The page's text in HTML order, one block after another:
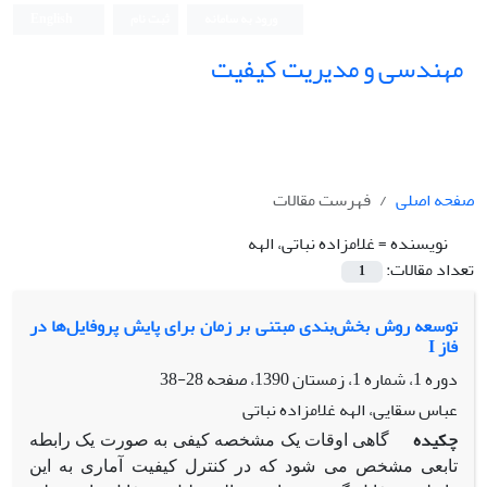
مهندسی و مدیریت کیفیت
صفحه اصلی
فهرست مقالات
نویسنده =غلامزاده نباتی، الهه
تعداد مقالات:
1
توسعه روش بخش‌بندی مبتنی بر زمان برای پایش پروفایل‌ها در
فاز I
دوره 1، شماره 1، زمستان 1390، صفحه
28-38
عباس سقایی، الهه غلامزاده نباتی
چکیده
گاهی اوقات یک مشخصه کیفی به صورت یک رابطه
تابعی مشخص می شود که در کنترل کیفیت آماری به این